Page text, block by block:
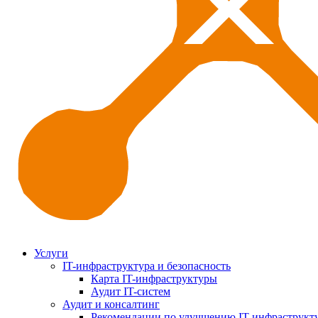
Услуги
IT-инфраструктура и безопасность
Карта IT-инфраструктуры
Аудит IT-систем
Аудит и консалтинг